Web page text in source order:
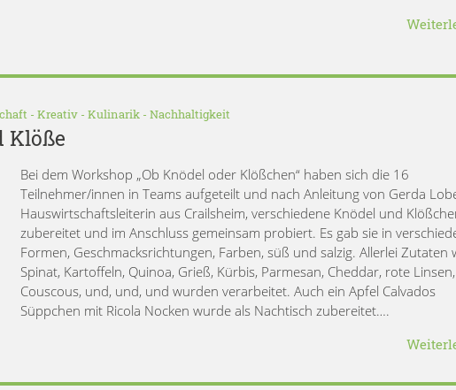
- Kreativ - Kulinarik - Nachhaltigkeit
Klöße
Bei dem Workshop „Ob Knödel oder Klößchen“ haben sich die 16
Teilnehmer/innen in Teams aufgeteilt und nach Anleitung von Gerda
Hauswirtschaftsleiterin aus Crailsheim, verschiedene Knödel und
zubereitet und im Anschluss gemeinsam probiert. Es gab sie in
Formen, Geschmacksrichtungen, Farben, süß und salzig. Allerlei Zutaten
Spinat, Kartoffeln, Quinoa, Grieß, Kürbis, Parmesan, Cheddar, rote Linsen,
Couscous, und, und, und wurden verarbeitet. Auch ein Apfel Calvados
Süppchen mit Ricola Nocken wurde als Nachtisch zubereitet….